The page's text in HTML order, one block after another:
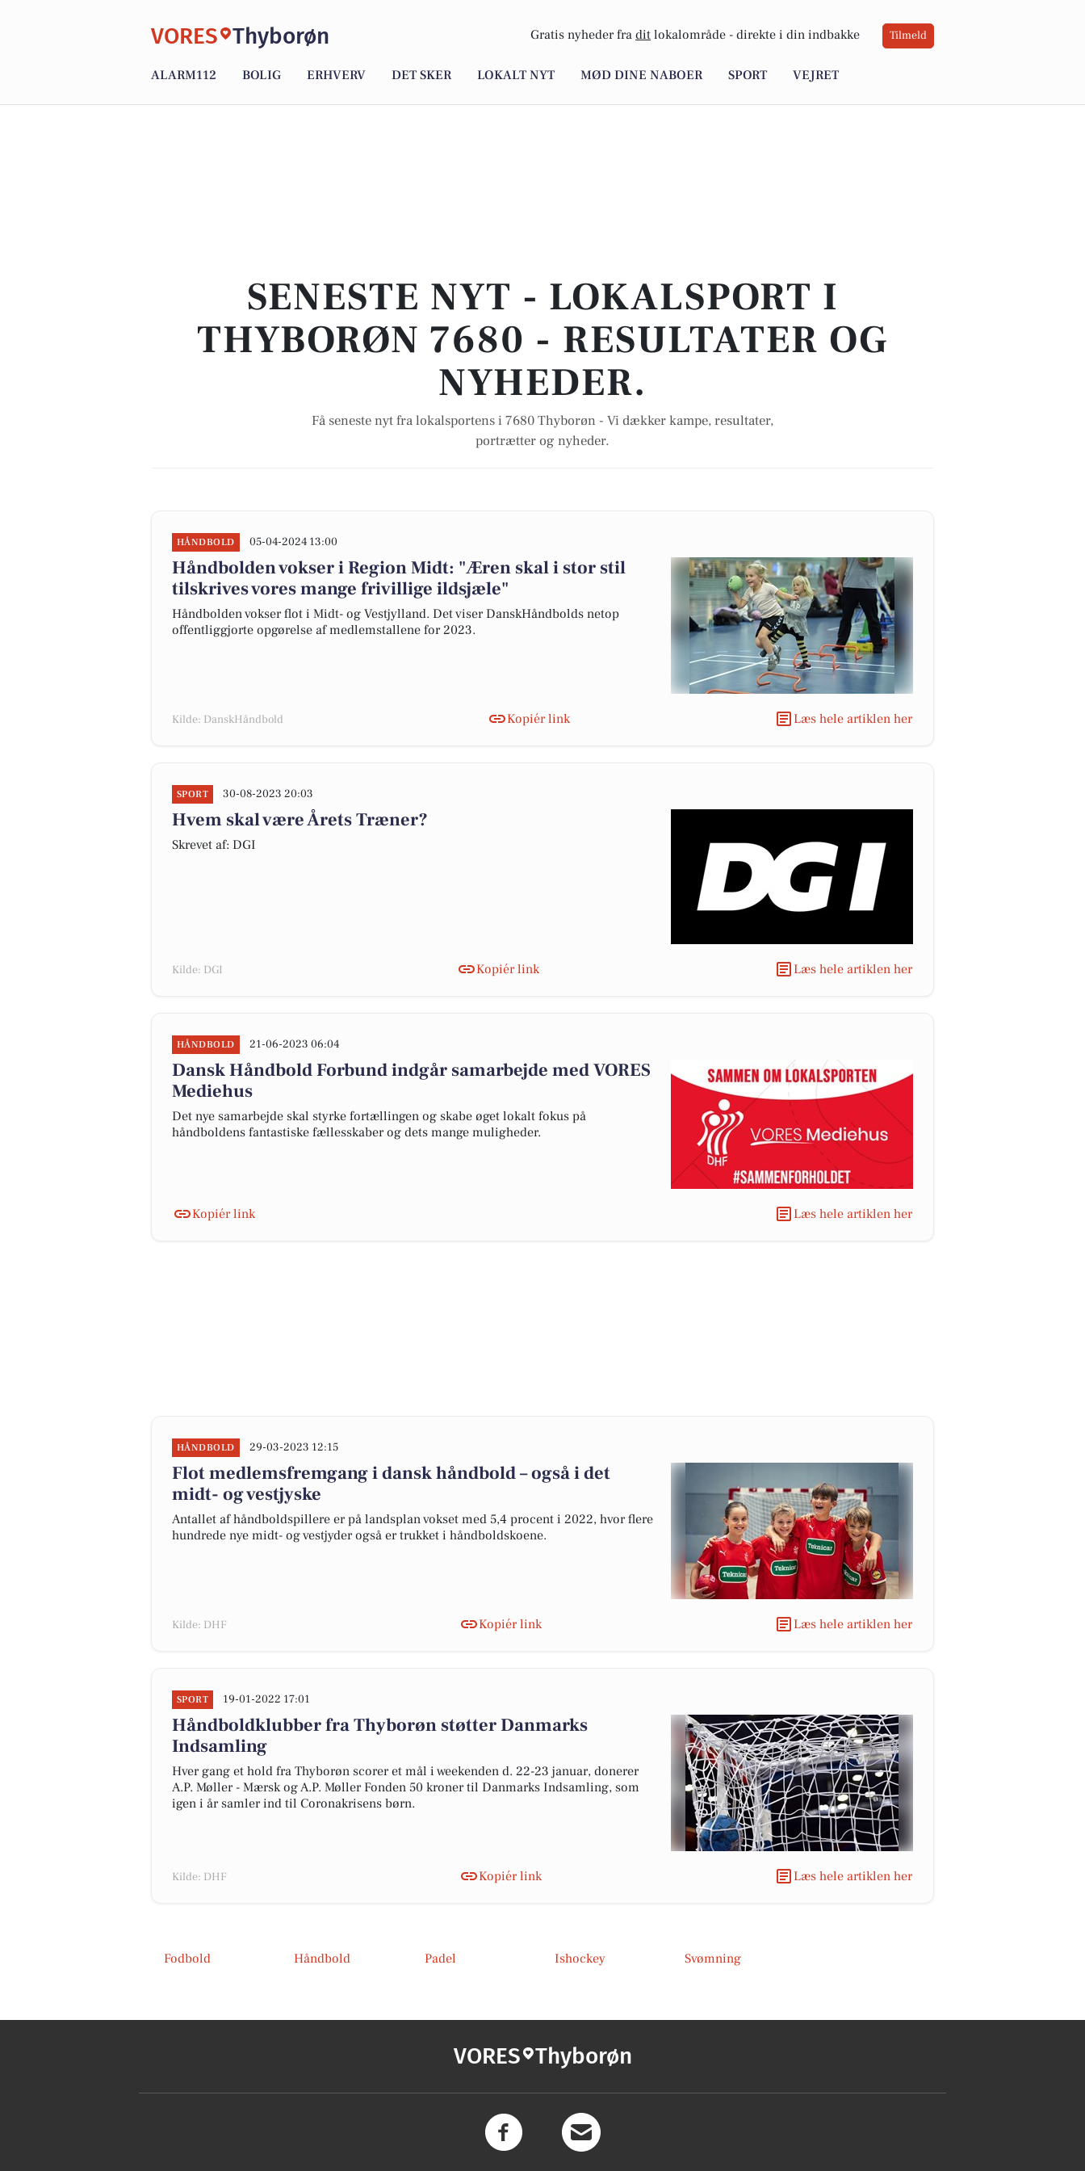
VORES Thyborøn Gratis nyheder fra dit lokalområde - direkte i din indbakke Tilmeld
ALARM112 BOLIG ERHVERV DET SKER LOKALT NYT MØD DINE NABOER SPORT VEJRET
SENESTE NYT - LOKALSPORT I
THYBORØN 7680 - RESULTATER OG
NYHEDER.
Få seneste nyt fra lokalsportens i 7680 Thyborøn - Vi dækker kampe, resultater,
portrætter og nyheder.
HÅNDBOLD 05-04-2024 13:00
Håndbolden vokser i Region Midt: "Æren skal i stor stil
tilskrives vores mange frivillige ildsjæle"
Håndbolden vokser flot i Midt- og Vestjylland. Det viser DanskHåndbolds netop
offentliggjorte opgørelse af medlemstallene for 2023.
Kilde: DanskHåndbold Kopiér link Læs hele artiklen her
SPORT 30-08-2023 20:03
Hvem skal være Årets Træner?
Skrevet af: DGI
Kilde: DGI Kopiér link Læs hele artiklen her
HÅNDBOLD 21-06-2023 06:04
Dansk Håndbold Forbund indgår samarbejde med VORES
Mediehus
Det nye samarbejde skal styrke fortællingen og skabe øget lokalt fokus på
håndboldens fantastiske fællesskaber og dets mange muligheder.
Kopiér link Læs hele artiklen her
HÅNDBOLD 29-03-2023 12:15
Flot medlemsfremgang i dansk håndbold – også i det
midt- og vestjyske
Antallet af håndboldspillere er på landsplan vokset med 5,4 procent i 2022, hvor flere
hundrede nye midt- og vestjyder også er trukket i håndboldskoene.
Kilde: DHF Kopiér link Læs hele artiklen her
SPORT 19-01-2022 17:01
Håndboldklubber fra Thyborøn støtter Danmarks
Indsamling
Hver gang et hold fra Thyborøn scorer et mål i weekenden d. 22-23 januar, donerer
A.P. Møller - Mærsk og A.P. Møller Fonden 50 kroner til Danmarks Indsamling, som
igen i år samler ind til Coronakrisens børn.
Kilde: DHF Kopiér link Læs hele artiklen her
Fodbold Håndbold Padel Ishockey Svømning
VORES Thyborøn